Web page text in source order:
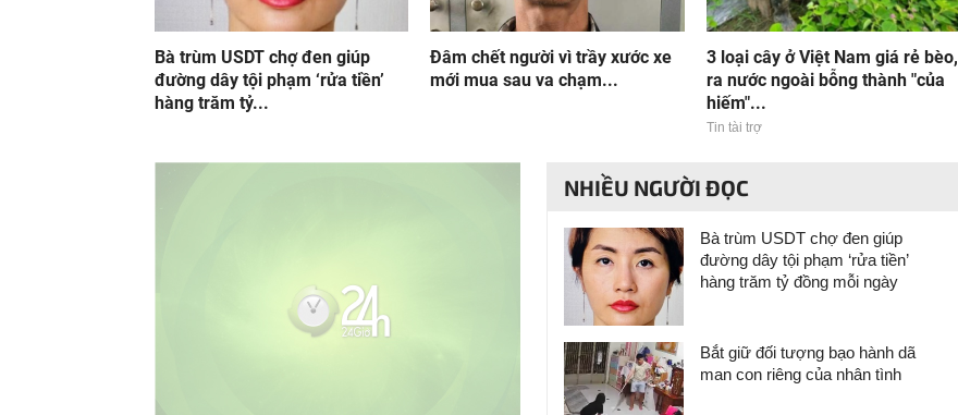
Bà trùm USDT chợ đen giúp
đường dây tội phạm ‘rửa tiền’
hàng trăm tỷ...
Đâm chết người vì trầy xước xe
mới mua sau va chạm...
3 loại cây ở Việt Nam giá rẻ bèo,
ra nước ngoài bỗng thành "của
hiếm"...
Tin tài trợ
NHIỀU NGƯỜI ĐỌC
Bà trùm USDT chợ đen giúp
đường dây tội phạm ‘rửa tiền’
hàng trăm tỷ đồng mỗi ngày
Bắt giữ đối tượng bạo hành dã
man con riêng của nhân tình